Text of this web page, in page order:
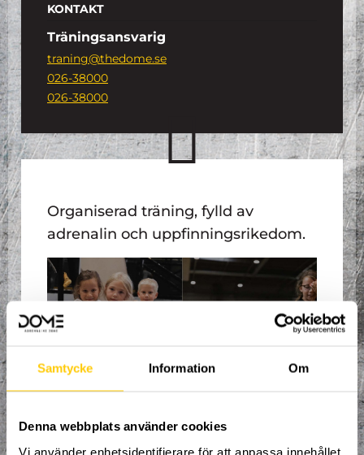
Samtycke Information Om
Denna webbplats använder cookies
Vi använder enhetsidentifierare för att anpassa innehållet
KONTAKT
Träningsansvarig
traning@thedome.se
026-38000
026-38000
Organiserad träning, fylld av
adrenalin och uppfinningsrikedom.